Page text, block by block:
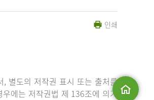
맵
인쇄
별도의 저작권 표시 또는 출처를
에는 저작권법 제 136조에 의거